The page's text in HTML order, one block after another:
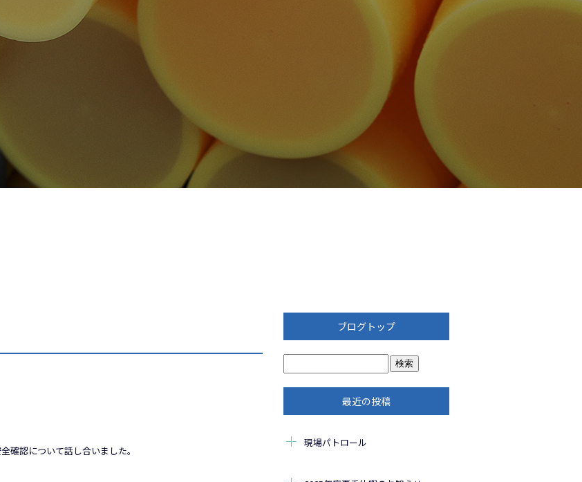
確認について話し合いました。
ブログトップ
最近の投稿
現場パトロール